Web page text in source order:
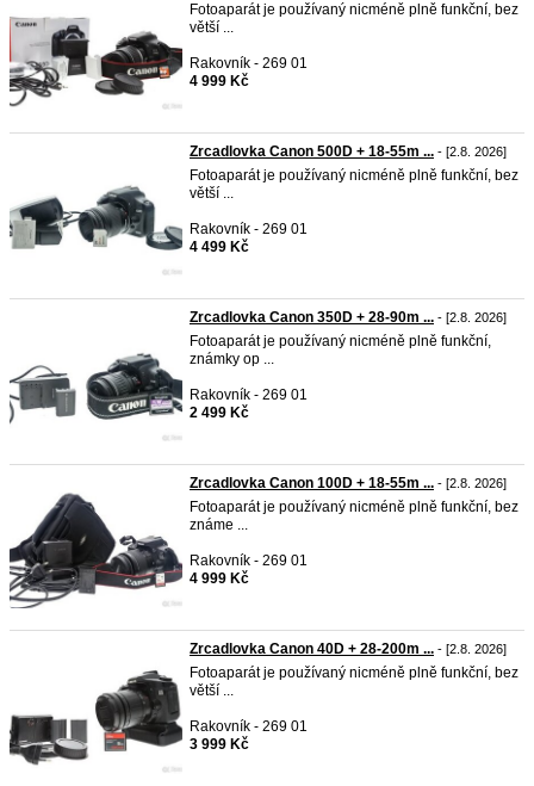
Fotoaparát je používaný nicméně plně funkční, bez
větší ...
Rakovník - 269 01
4 999 Kč
Zrcadlovka Canon 500D + 18-55m ... - [2.8. 2026]
Fotoaparát je používaný nicméně plně funkční, bez
větší ...
Rakovník - 269 01
4 499 Kč
Zrcadlovka Canon 350D + 28-90m ... - [2.8. 2026]
Fotoaparát je používaný nicméně plně funkční,
známky op ...
Rakovník - 269 01
2 499 Kč
Zrcadlovka Canon 100D + 18-55m ... - [2.8. 2026]
Fotoaparát je používaný nicméně plně funkční, bez
známe ...
Rakovník - 269 01
4 999 Kč
Zrcadlovka Canon 40D + 28-200m ... - [2.8. 2026]
Fotoaparát je používaný nicméně plně funkční, bez
větší ...
Rakovník - 269 01
3 999 Kč